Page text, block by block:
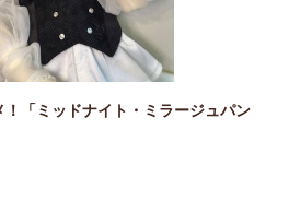
「ミッドナイト・ミラージュパン